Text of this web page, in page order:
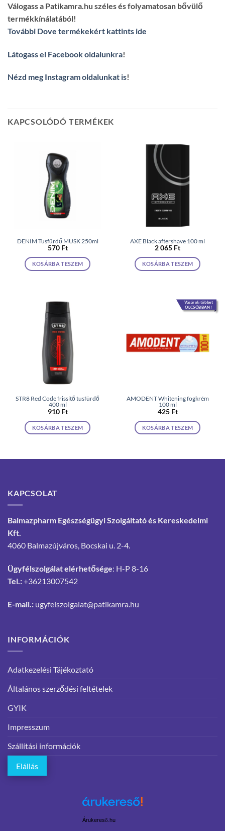
Válogass a Patikamra.hu széles és folyamatosan bővülő
termékkínálatából!
További Dove termékekért kattints ide
Látogass el Facebook oldalunkra!
Nézd meg Instagram oldalunkat is!
KAPCSOLÓDÓ TERMÉKEK
DENIM Tusfürdő MUSK 250ml
570 Ft
KOSÁRBA TESZEM
AXE Black aftershave 100 ml
2 065 Ft
KOSÁRBA TESZEM
STR8 Red Code frissítő tusfürdő
400 ml
910 Ft
KOSÁRBA TESZEM
Vásárolj többet
OLCSÓBBAN!
AMODENT Whitening fogkrém
100 ml
425 Ft
KOSÁRBA TESZEM
KAPCSOLAT
Balmazpharm Egészségügyi Szolgáltató és Kereskedelmi
Kft.
4060 Balmazújváros, Bocskai u. 2-4.
Ügyfélszolgálat elérhetősége: H-P 8-16
Tel.:+36213007542
E-mail.: ugyfelszolgalat@patikamra.hu
INFORMÁCIÓK
Adatkezelési Tájékoztató
Általános szerződési feltételek
GYIK
Impresszum
Szállítási információk
Elállás
Árukereső.hu